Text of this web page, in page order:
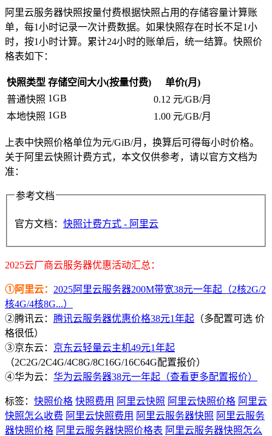
阿里云服务器快照按量付费根据快照占用的存储容量计算账
单，每1小时记录一次计费数据。如果快照存在时长不足1小
时，按1小时计算。累计24小时的账单后，统一结算。快照价
格表如下：
快照类型 存储空间大小(按量付费)
单价(月)
普通快照 1GB
0.12 元/GB/月
本地快照 1GB 1.00 元/GB/月
上表中快照价格单位为元/GiB/月，换算后可得每小时价格。
关于阿里云快照计费方式，本文仅供参考，请以官方文档为
准：
参考文档
官方文档： 快照计费方式 - 阿里云
2025云厂商云服务器优惠活动汇总：
①阿里云： 2025阿里云服务器200M带宽38元一年起（2核2G/2
核4G/4核8G...）
②腾讯云： 腾讯云服务器优惠价格38元1年起 （多配置可选 价
格很低）
③京东云： 京东云轻量云主机49元1年起
（2C2G/2C4G/4C8G/8C16G/16C64G配置报价）
④华为云： 华为云服务器38元一年起（查看更多配置报价）
标签： 快照价格 快照费用 阿里云快照 阿里云快照价格 阿里云
快照怎么收费 阿里云快照费用 阿里云服务器快照 阿里云服务
器快照价格 阿里云服务器快照价格表 阿里云服务器快照怎么